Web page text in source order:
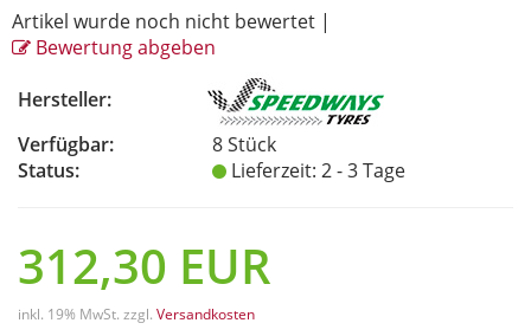
Artikel wurde noch nicht bewertet |
Bewertung abgeben
Hersteller:
Verfügbar:
8 Stück
Status:
Lieferzeit: 2 - 3 Tage
312,30 EUR
inkl. 19% MwSt. zzgl. Versandkosten